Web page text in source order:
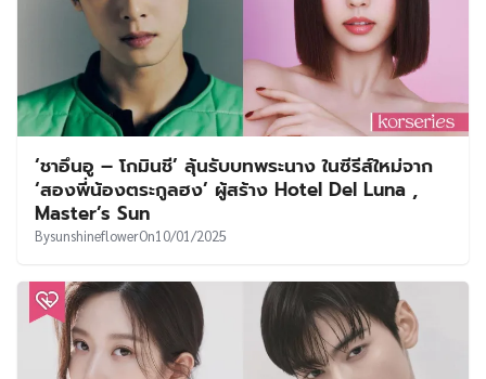
‘ชาอึนอู – โกมินชี’ ลุ้นรับบทพระนาง ในซีรีส์ใหม่จาก
‘สองพี่น้องตระกูลฮง’ ผู้สร้าง Hotel Del Luna ,
Master’s Sun
BysunshineflowerOn10/01/2025